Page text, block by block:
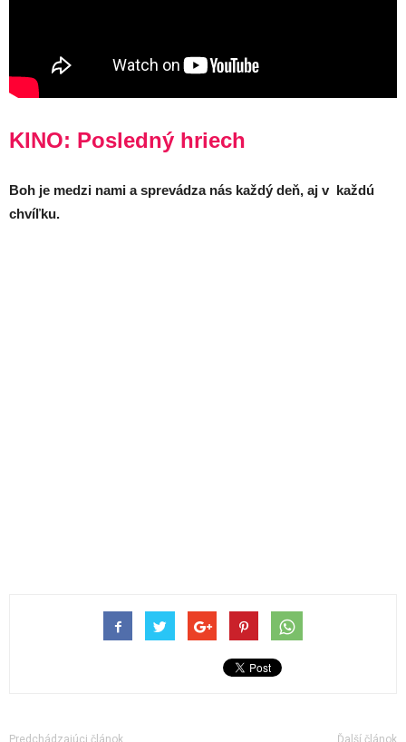
KINO: Posledný hriech
Boh je medzi nami a sprevádza nás každý deň, aj v každú
chvíľku.
Predchádzajúci článok Ďalší článok